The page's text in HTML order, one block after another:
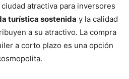
atractiva para inversores
turística sostenida y la calidad
a su atractivo. La compra
a corto plazo es una opción